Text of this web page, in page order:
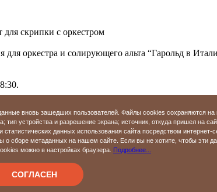
скрипки с оркестром
для оркестра и солирующего альта “Гарольд в
в кассе Центра классической музыки по
32-27-71, 32-63-65).
вновь зашедших пользователей. Файлы cookies сохраняются на
устройства и разрешение экрана; источник, откуда пришел на
данных использования сайта посредством интернет-
сборе метаданных на нашем сайте. Если вы не хотите, чтобы эти
можно в настройках браузера. Подробнее...
СОГЛАСЕН